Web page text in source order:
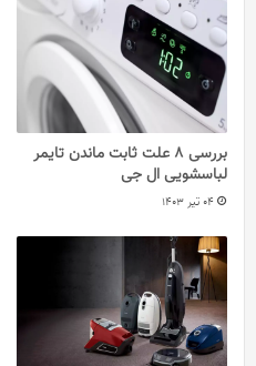
بررسی 8 علت ثابت ماندن تایمر
لباسشویی ال جی
04 تیر 1403